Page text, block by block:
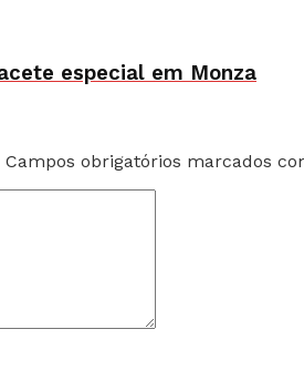
especial em Monza
Campos obrigatórios marcados